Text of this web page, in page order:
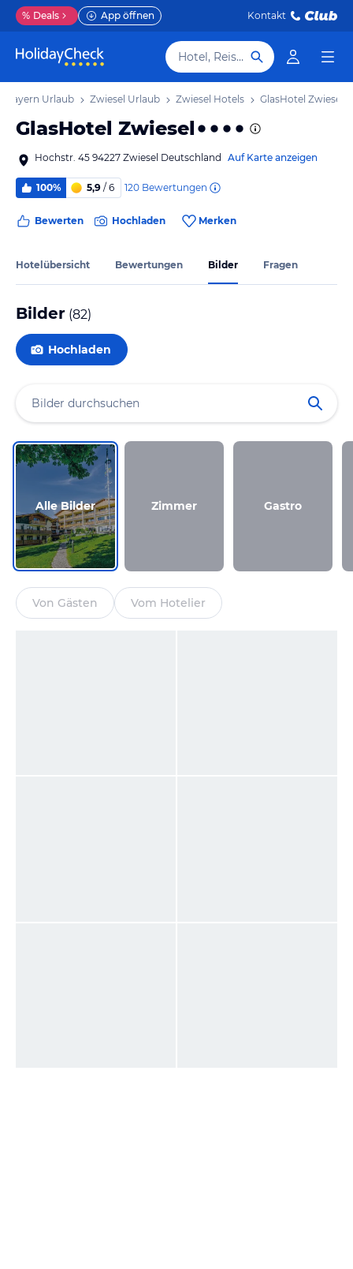
% Deals App öffnen Kontakt
Hotel, Reiseziel
Bayern Urlaub Zwiesel Urlaub Zwiesel Hotels GlasHotel Zwiesel
GlasHotel Zwiesel
Hochstr. 45 94227 Zwiesel Deutschland Auf Karte anzeigen
100% 5,9 / 6 120 Bewertungen
Bewerten Hochladen Merken
Hotelübersicht Bewertungen Bilder Fragen
Bilder (82)
Hochladen
Alle Bilder Zimmer Gastro
Von Gästen Vom Hotelier